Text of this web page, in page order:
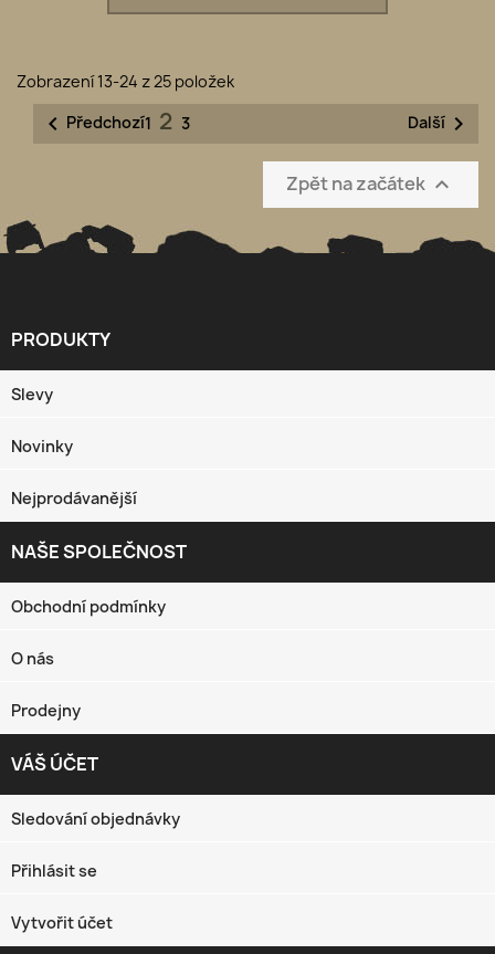
Zobrazení 13-24 z 25 položek
 Předchozí1 2 3 Další 
Zpět na začátek 
PRODUKTY
Slevy
Novinky
Nejprodávanější
NAŠE SPOLEČNOST
Obchodní podmínky
O nás
Prodejny
VÁŠ ÚČET
Sledování objednávky
Přihlásit se
Vytvořit účet